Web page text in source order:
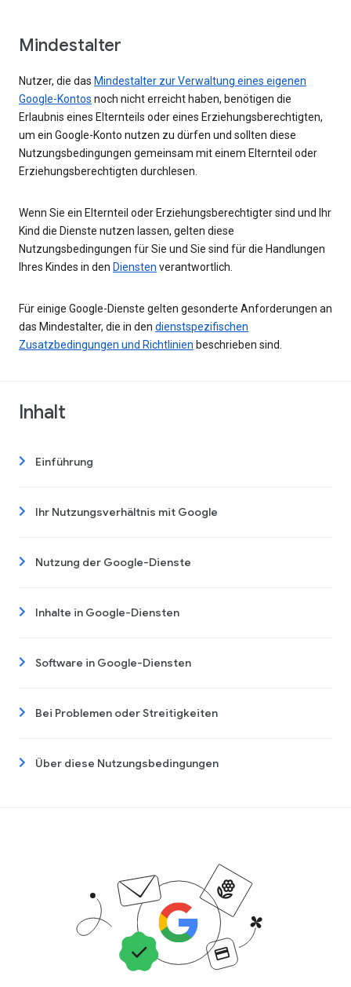
Mindestalter
Nutzer, die das Mindestalter zur Verwaltung eines eigenen
Google-Kontos noch nicht erreicht haben, benötigen die
Erlaubnis eines Elternteils oder eines Erziehungsberechtigten,
um ein Google-Konto nutzen zu dürfen und sollten diese
Nutzungsbedingungen gemeinsam mit einem Elternteil oder
Erziehungsberechtigten durchlesen.
Wenn Sie ein Elternteil oder Erziehungsberechtigter sind und Ihr
Kind die Dienste nutzen lassen, gelten diese
Nutzungsbedingungen für Sie und Sie sind für die Handlungen
Ihres Kindes in den Diensten verantwortlich.
Für einige Google-Dienste gelten gesonderte Anforderungen an
das Mindestalter, die in den dienstspezifischen
Zusatzbedingungen und Richtlinien beschrieben sind.
Inhalt
Einführung
Ihr Nutzungsverhältnis mit Google
Nutzung der Google-Dienste
Inhalte in Google-Diensten
Software in Google-Diensten
Bei Problemen oder Streitigkeiten
Über diese Nutzungsbedingungen